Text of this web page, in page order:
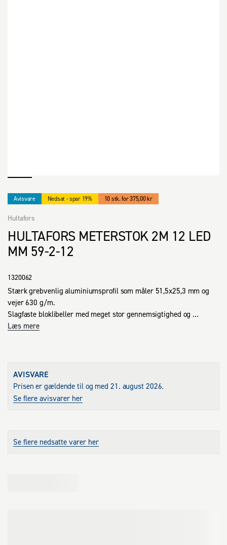
Avisvare Nedsat - spar 19% 10 stk. for 375,00 kr
HULTAFORS METERSTOK 2M 12 LED
MM 59-2-12
Hultafors
1320062
Stærk grebvenlig aluminiumsprofil som måler 51,5x25,3 mm og
vejer 630 g/m.
Slagfaste bloklibeller med meget stor gennemsigtighed og
holdbarhed. Vagelibelle med +30% forstørrelsesglas og
Læs mere
AVISVARE
Prisen er gældende til og med 21. august 2026.
Se flere avisvarer her
Se flere nedsatte varer her